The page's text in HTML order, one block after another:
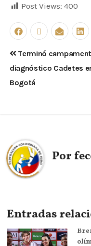
Post Views: 400
Terminó
diagnóstico Cadetes
Bogotá
Por
Entradas